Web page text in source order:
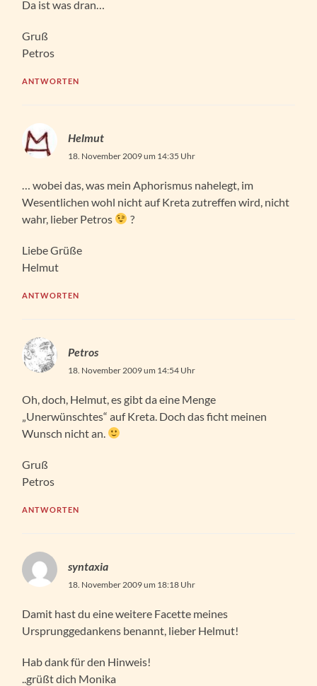
Da ist was dran…
Gruß
Petros
ANTWORTEN
Helmut
18. November 2009 um 14:35 Uhr
… wobei das, was mein Aphorismus nahelegt, im
Wesentlichen wohl nicht auf Kreta zutreffen wird, nicht
wahr, lieber Petros
?
Liebe Grüße
Helmut
ANTWORTEN
Petros
18. November 2009 um 14:54 Uhr
Oh, doch, Helmut, es gibt da eine Menge
„Unerwünschtes“ auf Kreta. Doch das ficht meinen
Wunsch nicht an.
Gruß
Petros
ANTWORTEN
syntaxia
18. November 2009 um 18:18 Uhr
Damit hast du eine weitere Facette meines
Ursprunggedankens benannt, lieber Helmut!
Hab dank für den Hinweis!
..grüßt dich Monika